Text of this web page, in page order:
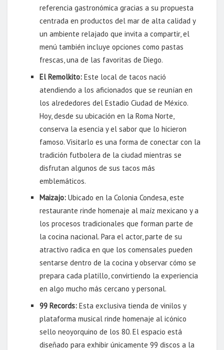
referencia gastronómica gracias a su propuesta
centrada en productos del mar de alta calidad y
un ambiente relajado que invita a compartir, el
menú también incluye opciones como pastas
frescas, una de las favoritas de Diego.
El Remolkito: Este local de tacos nació
atendiendo a los aficionados que se reunían en
los alrededores del Estadio Ciudad de México.
Hoy, desde su ubicación en la Roma Norte,
conserva la esencia y el sabor que lo hicieron
famoso. Visitarlo es una forma de conectar con la
tradición futbolera de la ciudad mientras se
disfrutan algunos de sus tacos más
emblemáticos.
Maizajo: Ubicado en la Colonia Condesa, este
restaurante rinde homenaje al maíz mexicano y a
los procesos tradicionales que forman parte de
la cocina nacional. Para el actor, parte de su
atractivo radica en que los comensales pueden
sentarse dentro de la cocina y observar cómo se
prepara cada platillo, convirtiendo la experiencia
en algo mucho más cercano y personal.
99 Records: Esta exclusiva tienda de vinilos y
plataforma musical rinde homenaje al icónico
sello neoyorquino de los 80. El espacio está
diseñado para exhibir únicamente 99 discos a la